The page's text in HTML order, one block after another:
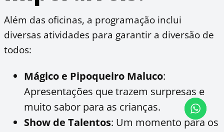
Além das oficinas, a programação inclui
diversas atividades para garantir a diversão de
todos:
Mágico e Pipoqueiro Maluco:
Apresentações que trazem surpresas e
muito sabor para as crianças.
Show de Talentos: Um momento para os